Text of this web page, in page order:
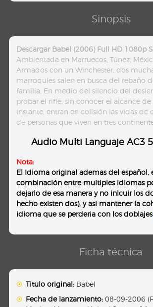
Sinopsis
Descargar Babel (2006) Full HD 1080p
Ambientada en Marruecos, Túnez,
Armados con un Winchester, dos
marroquíes salen en busca del rebaño
familia. En medio del silencio del
probar el rifle, sin conocer el alcance de
instante, entran en colisión las vidas de
de personas que viven en tres
Audio Multi Languaje AC3
Nota:
El Idioma original ademas del español,
combinación entre multiples idiomas
dejarlo de esa manera y no inlcuir los
hecho existen dos), y asi mantener la
idioma que se perderia con los doblajes
Ficha técnica
Titulo original: Babel
Fecha de lanzamiento: 08-09-2006